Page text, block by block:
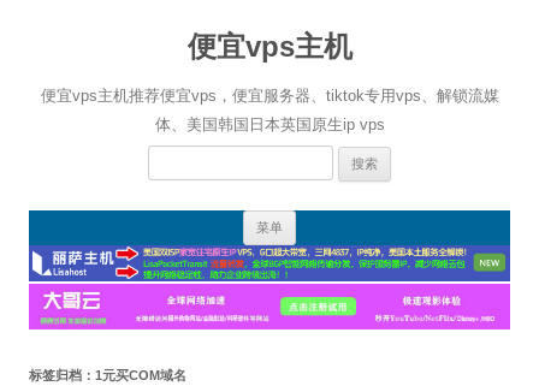
便宜vps主机
便宜vps主机推荐便宜vps，便宜服务器、tiktok专用vps、解锁流媒
体、美国韩国日本英国原生ip vps
搜
菜单
正
文
标签归档： 1元买COM域名